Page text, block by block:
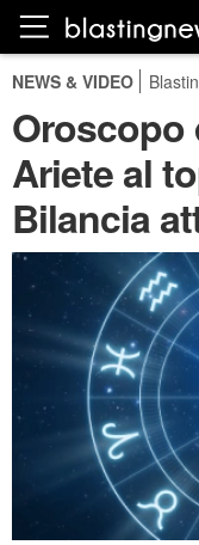
NEWS & VIDEO
Oroscopo
Ariete al
Bilancia